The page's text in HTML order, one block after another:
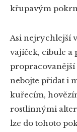
křupavým
Asi nejrychlejší
vajíček, cibule a
propracovanější
nebojte přidat i
kuřecím,
rostlinnými
lze do tohoto